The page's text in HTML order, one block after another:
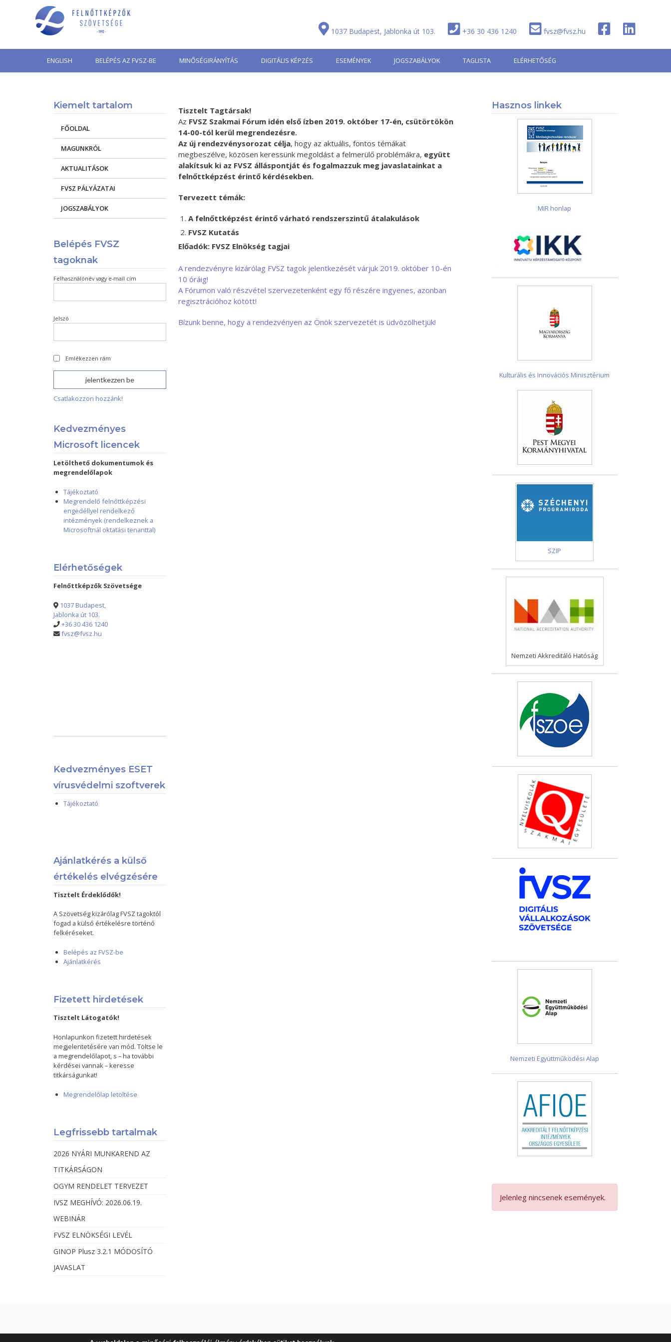
1037 Budapest, Jablonka út 103. +36 30 436 1240 fvsz@fvsz.hu
ENGLISH BELÉPÉS AZ FVSZ-BE MINŐSÉGIRÁNYÍTÁS DIGITÁLIS KÉPZÉS ESEMÉNYEK JOGSZABÁLYOK TAGLISTA ELÉRHETŐSÉG
Tisztelt Tagtársak!
Az FVSZ Szakmai Fórum idén első ízben 2019. október 17-én, csütörtökön
14-00-tól kerül megrendezésre.
Az új rendezvénysorozat célja, hogy az aktuális, fontos témákat
megbeszélve, közösen keressünk megoldást a felmerülő problémákra, együtt
alakítsuk ki az FVSZ álláspontját és fogalmazzuk meg javaslatainkat a
felnőttképzést érintő kérdésekben.
Tervezett témák:
A felnőttképzést érintő várható rendszerszintű átalakulások
FVSZ Kutatás
Előadók: FVSZ Elnökség tagjai
A rendezvényre kizárólag FVSZ tagok jelentkezését várjuk 2019. október 10-én
10 óráig!
A Fórumon való részvétel szervezetenként egy fő részére ingyenes, azonban
regisztrációhoz kötött!
Bízunk benne, hogy a rendezvényen az Önök szervezetét is üdvözölhetjük!
Kiemelt tartalom
FŐOLDAL
MAGUNKRÓL
AKTUALITÁSOK
FVSZ PÁLYÁZATAI
JOGSZABÁLYOK
Belépés FVSZ
tagoknak
Felhasználónév vagy e-mail cím
Jelszó
Emlékezzen rám
Csatlakozzon hozzánk!
Kedvezményes
Microsoft licencek
Letölthető dokumentumok és
megrendelőlapok
Tájékoztató
Megrendelő felnőttképzési
engedéllyel rendelkező
intézmények (rendelkeznek a
Microsoftnál oktatási tenanttal)
Elérhetőségek
Felnőttképzők Szövetsége
1037 Budapest,
Jablonka út 103.
+36 30 436 1240
fvsz@fvsz.hu
Kedvezményes ESET
vírusvédelmi szoftverek
Tájékoztató
Ajánlatkérés a külső
értékelés elvégzésére
Tisztelt Érdeklődők!
A Szövetség kizárólag FVSZ tagoktól
fogad a külső értékelésre történő
felkéréseket.
Belépés az FVSZ-be
Ajánlatkérés
Fizetett hirdetések
Tisztelt Látogatók!
Honlapunkon fizetett hirdetések
megjelentetésére van mód. Töltse le
a megrendelőlapot, s – ha további
kérdései vannak – keresse
titkárságunkat!
Megrendelőlap letöltése
Legfrissebb tartalmak
2026 NYÁRI MUNKAREND AZ
TITKÁRSÁGON
OGYM RENDELET TERVEZET
IVSZ MEGHÍVÓ: 2026.06.19.
WEBINÁR
FVSZ ELNÖKSÉGI LEVÉL
GINOP Plusz 3.2.1 MÓDOSÍTÓ
JAVASLAT
Hasznos linkek
MIR honlap
Kulturális és Innovációs Minisztérium
SZIP
Nemzeti Akkreditáló Hatóság
Nemzeti Együttműködési Alap
Jelenleg nincsenek események.